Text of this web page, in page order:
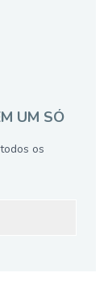
UM SÓ
os